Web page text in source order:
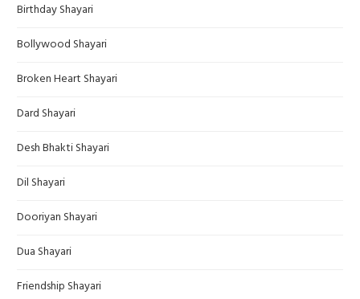
Birthday Shayari
Bollywood Shayari
Broken Heart Shayari
Dard Shayari
Desh Bhakti Shayari
Dil Shayari
Dooriyan Shayari
Dua Shayari
Friendship Shayari